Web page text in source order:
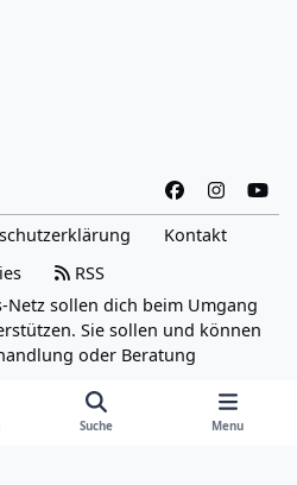
a
b
o
o
n
s
a
g
o
u
b
Kontakt
RSS
sollen dich beim Umgang
Sie sollen und können
oder Beratung
Invision Community
Suche Menu